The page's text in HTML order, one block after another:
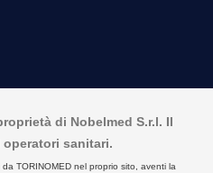
di Nobelmed S.r.l. Il
sanitari.
TORINOMED nel proprio sito, aventi la